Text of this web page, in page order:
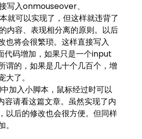
写入onmouseover、
就可以实现了，但这样就违背了
内容、表现相分离的原则。以后
也将会很繁琐。这样直接写入
码增加，如果只是一个input
谓的，如果是几十个几百个，增
了。
入小脚本，鼠标经过时可以
容请看这篇文章。虽然实现了内
以后的修改也会很方便。但同样